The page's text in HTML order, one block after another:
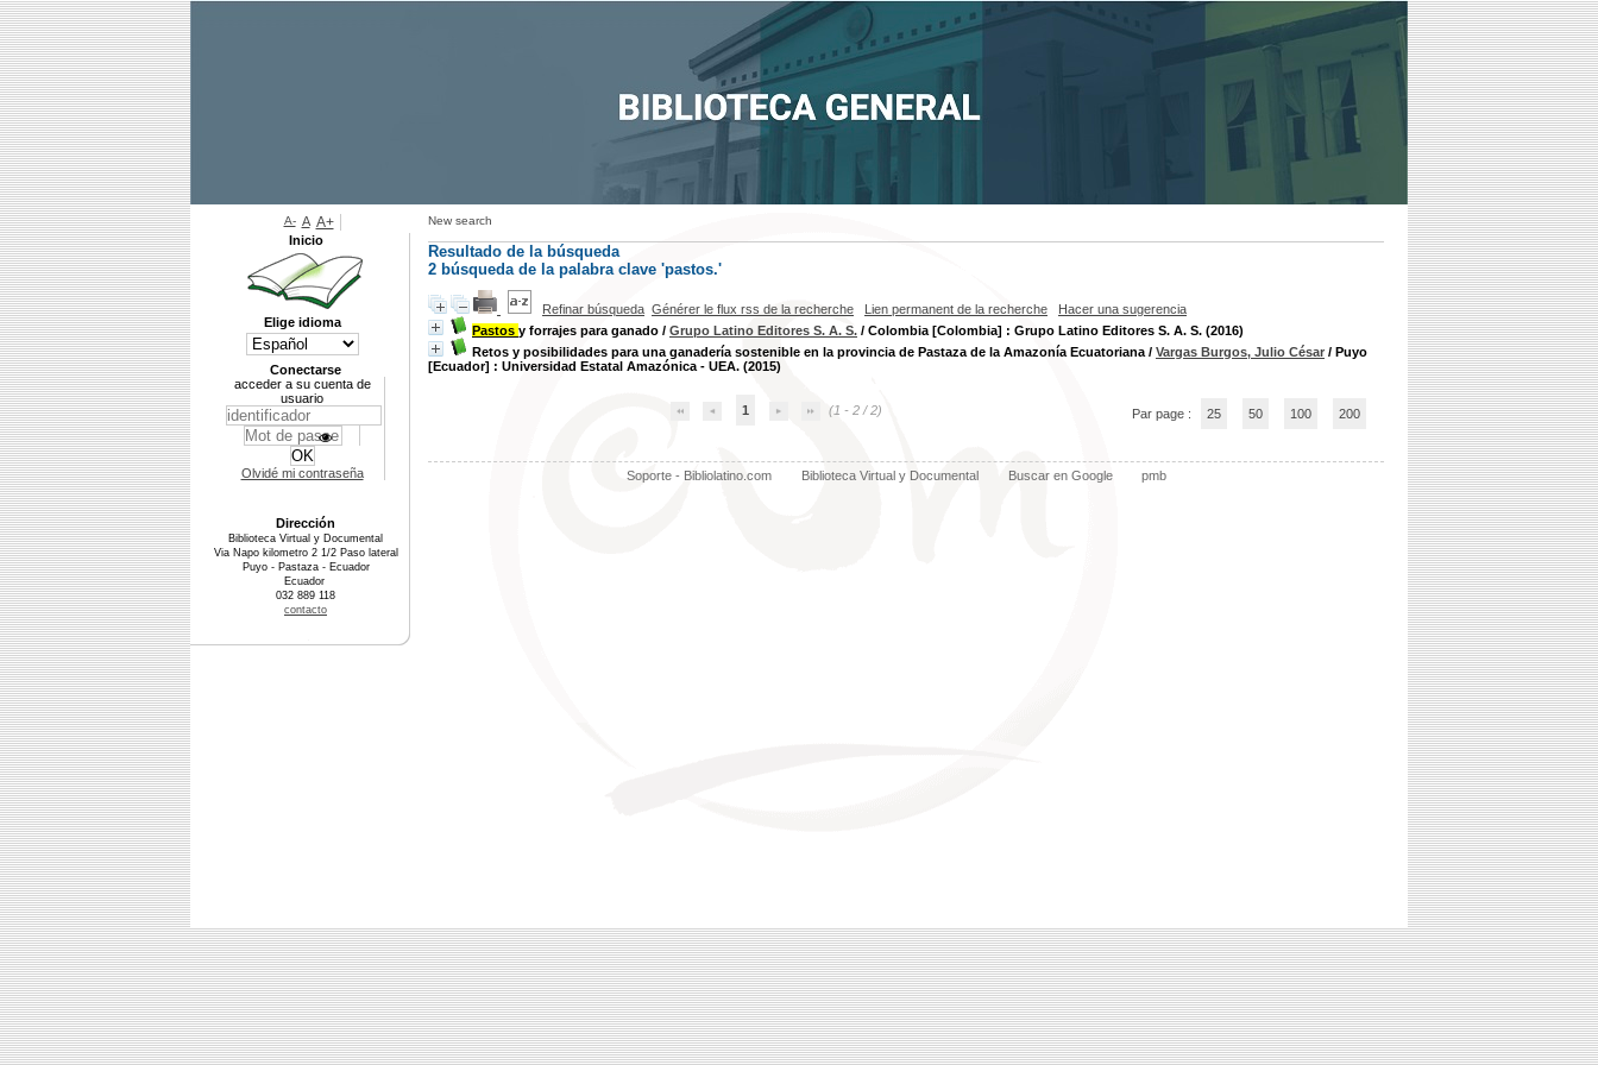
New search
Resultado de la búsqueda
2 búsqueda de la palabra clave 'pastos.'
Refinar búsqueda Générer le flux rss de la recherche Lien permanent de la recherche
Hacer una sugerencia
Pastos y forrajes para ganado / Grupo Latino Editores S. A. S. / Colombia [Colombia] : Grupo Latino Editores S. A. S. (2016)
Retos y posibilidades para una ganadería sostenible en la provincia de Pastaza de la Amazonía Ecuatoriana / Vargas Burgos, Julio César / Puyo
[Ecuador] : Universidad Estatal Amazónica - UEA. (2015)
1 (1 - 2 / 2) Par page : 25 50 100 200
Soporte - Bibliolatino.com Biblioteca Virtual y Documental Buscar en Google pmb
A- A A+
Inicio
Elige idioma
Conectarse
acceder a su cuenta de
usuario
Olvidé mi contraseña
Dirección
Biblioteca Virtual y Documental
Via Napo kilometro 2 1/2 Paso lateral
Puyo - Pastaza - Ecuador
Ecuador
032 889 118
contacto